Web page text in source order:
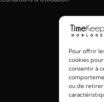
Pour offrir
cookies
consentir à
ou de